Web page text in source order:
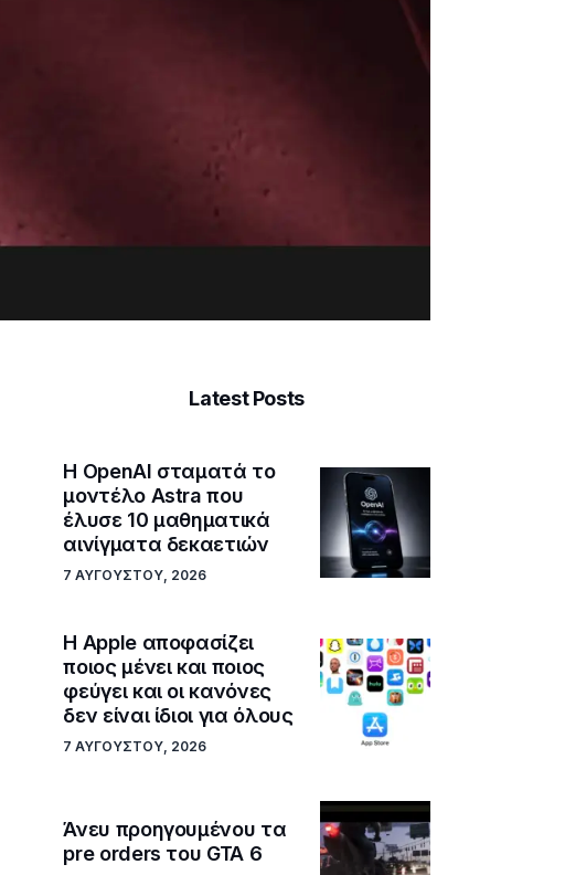
Latest Posts
Η OpenAI σταματά το
μοντέλο Astra που
έλυσε 10 μαθηματικά
αινίγματα δεκαετιών
7 ΑΥΓΟΎΣΤΟΥ, 2026
Η Apple αποφασίζει
ποιος μένει και ποιος
φεύγει και οι κανόνες
δεν είναι ίδιοι για όλους
7 ΑΥΓΟΎΣΤΟΥ, 2026
Άνευ προηγουμένου τα
pre orders του GTA 6